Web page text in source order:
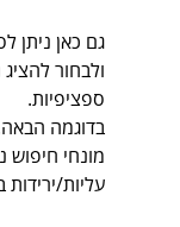
גם כאן ניתן
ולבחור
ספציפיות.
בדוגמה
מונחי
עליות/